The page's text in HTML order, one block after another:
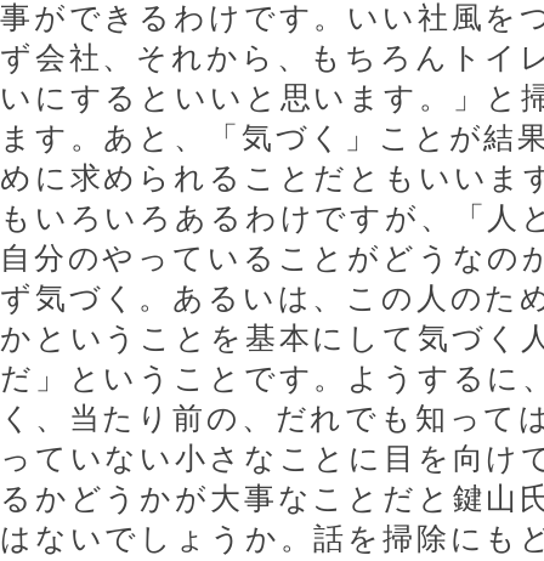
事ができるわけです。いい社風を
ず会社、それから、もちろんトイ
いにするといいと思います。」と
ます。あと、「気づく」ことが結
めに求められることだともいいま
もいろいろあるわけですが、「人
自分のやっていることがどうなの
ず気づく。あるいは、この人のた
かということを基本にして気づく
だ」ということです。ようするに
く、当たり前の、だれでも知って
っていない小さなことに目を向け
るかどうかが大事なことだと鍵山
はないでしょうか。話を掃除にも